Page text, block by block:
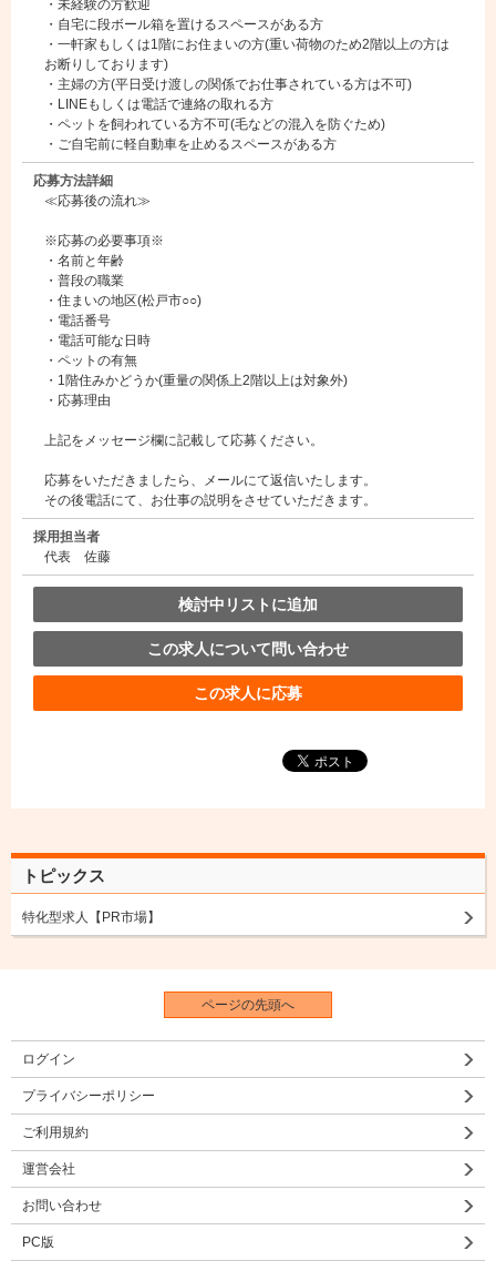
・未経験の方歓迎
・自宅に段ボール箱を置けるスペースがある方
・一軒家もしくは1階にお住まいの方(重い荷物のため2階以上の方は
お断りしております)
・主婦の方(平日受け渡しの関係でお仕事されている方は不可)
・LINEもしくは電話で連絡の取れる方
・ペットを飼われている方不可(毛などの混入を防ぐため)
・ご自宅前に軽自動車を止めるスペースがある方
応募方法詳細
≪応募後の流れ≫
※応募の必要事項※
・名前と年齢
・普段の職業
・住まいの地区(松戸市○○)
・電話番号
・電話可能な日時
・ペットの有無
・1階住みかどうか(重量の関係上2階以上は対象外)
・応募理由
上記をメッセージ欄に記載して応募ください。
応募をいただきましたら、メールにて返信いたします。
その後電話にて、お仕事の説明をさせていただきます。
採用担当者
代表 佐藤
検討中リストに追加
この求人について問い合わせ
この求人に応募
トピックス
特化型求人【PR市場】
ページの先頭へ
ログイン
プライバシーポリシー
ご利用規約
運営会社
お問い合わせ
PC版